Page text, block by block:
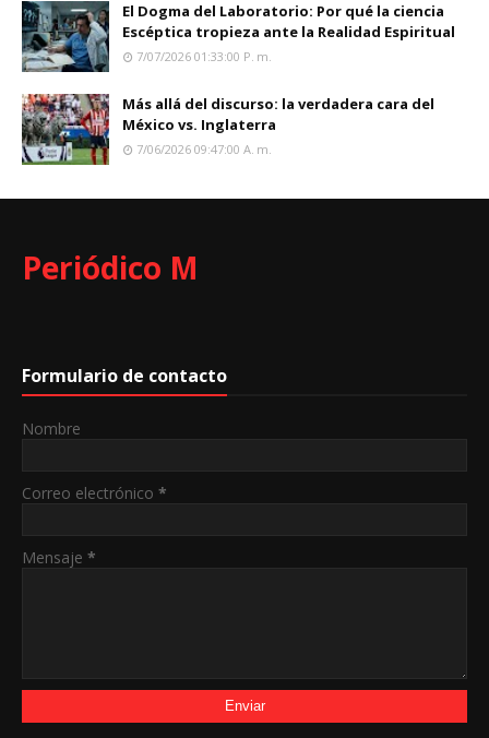
El Dogma del Laboratorio: Por qué la ciencia
Escéptica tropieza ante la Realidad Espiritual
7/07/2026 01:33:00 P. M.
Más allá del discurso: la verdadera cara del
México vs. Inglaterra
7/06/2026 09:47:00 A. M.
Periódico M
Formulario de contacto
Nombre
Correo electrónico *
Mensaje *